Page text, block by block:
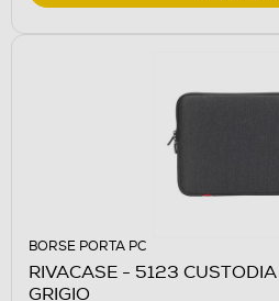
BORSE PORTA PC
RIVACASE - 5123
GRIGIO